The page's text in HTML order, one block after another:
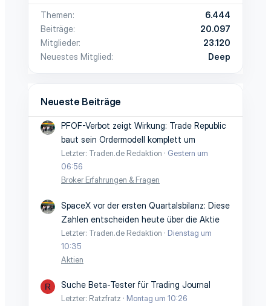
Themen
6.444
Beiträge
20.097
Mitglieder
23.120
Neuestes Mitglied
Deep
Neueste Beiträge
PFOF-Verbot zeigt Wirkung: Trade Republic
baut sein Ordermodell komplett um
Letzter: Traden.de Redaktion
Gestern um
06:56
Broker Erfahrungen & Fragen
SpaceX vor der ersten Quartalsbilanz: Diese
Zahlen entscheiden heute über die Aktie
Letzter: Traden.de Redaktion
Dienstag um
10:35
Aktien
R Suche Beta-Tester für Trading Journal
Letzter: Ratzfratz
Montag um 10:26